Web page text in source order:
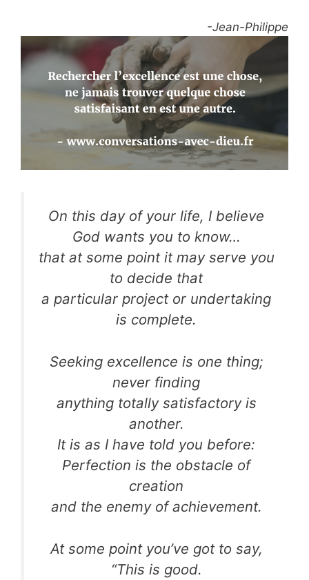
-Jean-Philippe
On this day of your life, I believe
God wants you to know…
that at some point it may serve you
to decide that
a particular project or undertaking
is complete.
Seeking excellence is one thing;
never finding
anything totally satisfactory is
another.
It is as I have told you before:
Perfection is the obstacle of
creation
and the enemy of achievement.
At some point you’ve got to say,
“This is good.